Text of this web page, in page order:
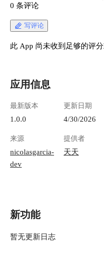
0 条评论
写评论
此 App 尚未收到足够的评
应用信息
最新版本
1.0.0
更新日期
4/30/2026
来源
nicolasgarcia-
dev
提供者
天天
新功能
暂无更新日志